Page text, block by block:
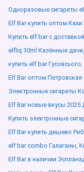
Одноразовые сигареты
Elf Bar купить оптом
Купить elf bar с
elfliq 30ml Казённые
купить elf bar
Elf Bar оптом Петровская
Электронные сигареты
Elf Bar новые вкусы 2025
Купить электронные
Elf Bar купить дешево
elf bar combo Галаганы,
Elf Bar в наличии